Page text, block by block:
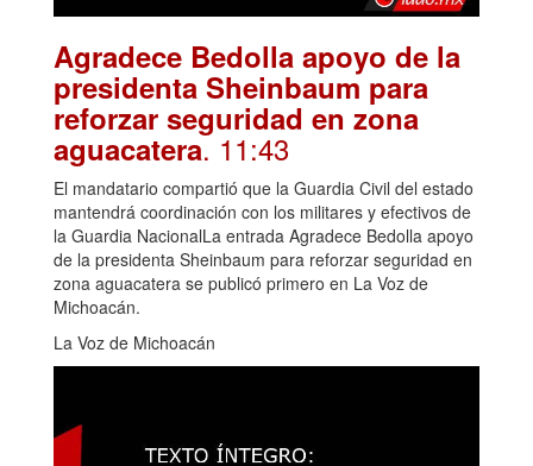
Agradece Bedolla apoyo de la
presidenta Sheinbaum para
reforzar seguridad en zona
aguacatera. 11:43
El mandatario compartió que la Guardia Civil del estado
mantendrá coordinación con los militares y efectivos de
la Guardia NacionalLa entrada Agradece Bedolla apoyo
de la presidenta Sheinbaum para reforzar seguridad en
zona aguacatera se publicó primero en La Voz de
Michoacán.
La Voz de Michoacán